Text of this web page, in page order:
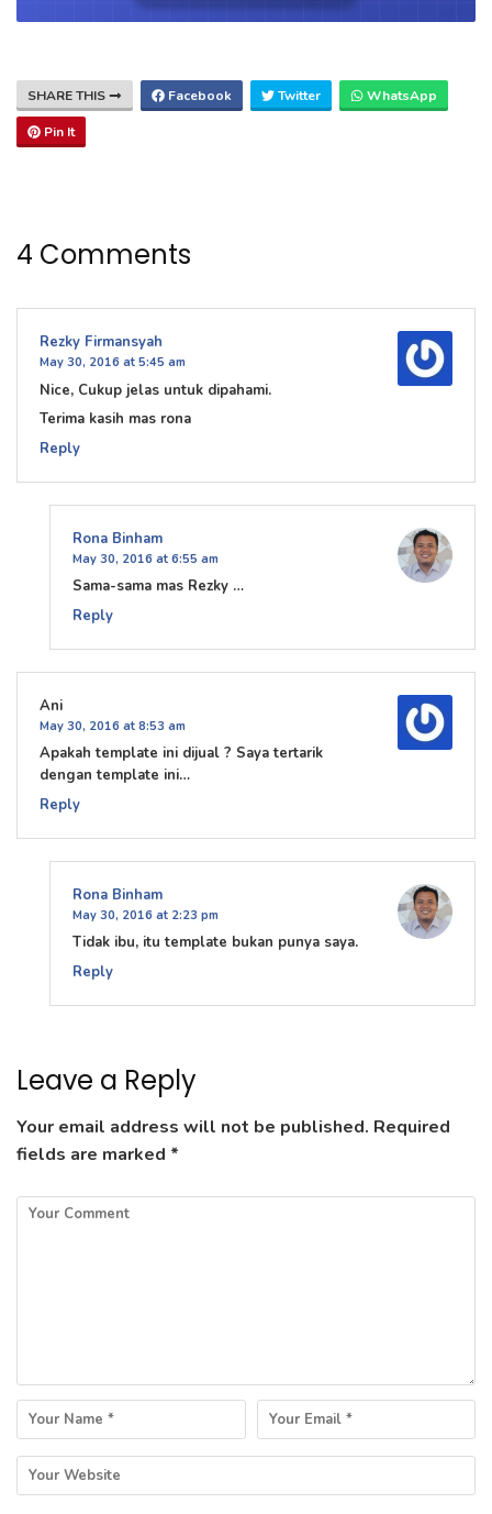
SHARE THIS Facebook Twitter WhatsApp
Pin It
4 Comments
Rezky Firmansyah
May 30, 2016 at 5:45 am
Nice, Cukup jelas untuk dipahami.
Terima kasih mas rona
Reply
Rona Binham
May 30, 2016 at 6:55 am
Sama-sama mas Rezky …
Reply
Ani
May 30, 2016 at 8:53 am
Apakah template ini dijual ? Saya tertarik
dengan template ini…
Reply
Rona Binham
May 30, 2016 at 2:23 pm
Tidak ibu, itu template bukan punya saya.
Reply
Leave a Reply
Your email address will not be published. Required
fields are marked *